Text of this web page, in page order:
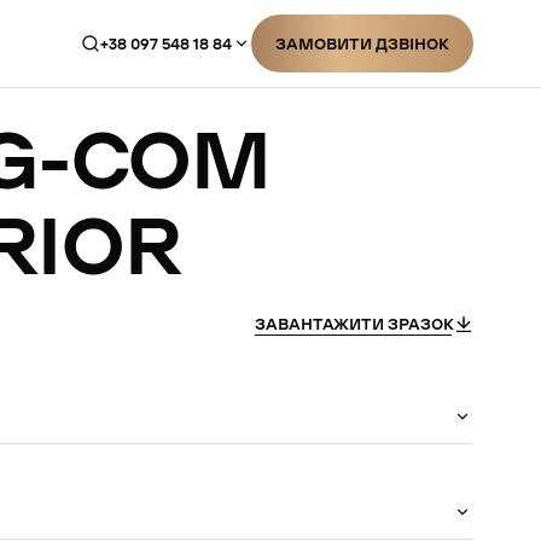
+38 097 548 18 84 ЗАМОВИТИ ДЗВІНОК
COM
ЗАВАНТАЖИТИ ЗРАЗОК